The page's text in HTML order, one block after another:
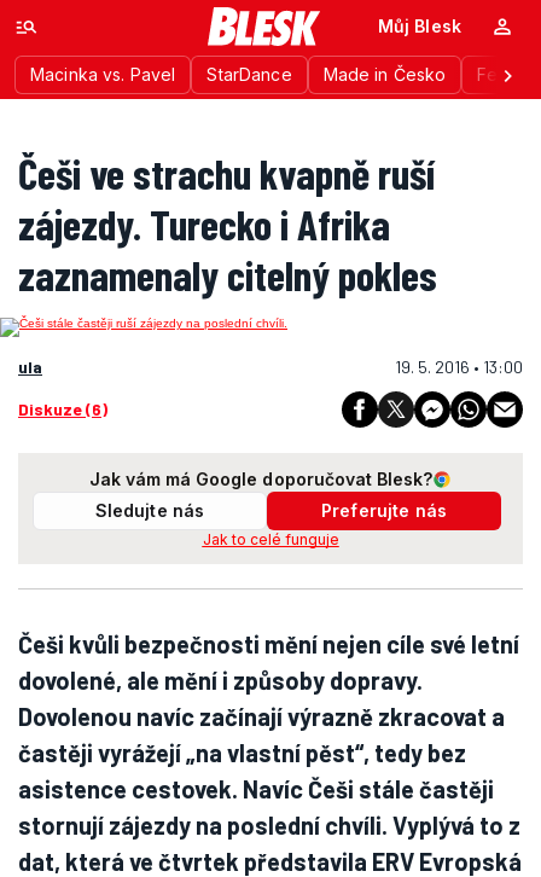
Macinka vs. Pavel StarDance Made in Česko
Můj Blesk
Češi ve strachu kvapně ruší
zájezdy. Turecko i Afrika
zaznamenaly citelný pokles
ula 19. 5. 2016 • 13:00
Diskuze (6)
Jak vám má Google doporučovat Blesk?
Sledujte nás
Preferujte nás
Jak to celé funguje
Češi kvůli bezpečnosti mění nejen cíle své letní
dovolené, ale mění i způsoby dopravy.
Dovolenou navíc začínají výrazně zkracovat a
častěji vyrážejí „na vlastní pěst“, tedy bez
asistence cestovek. Navíc Češi stále častěji
stornují zájezdy na poslední chvíli. Vyplývá to z
dat, která ve čtvrtek představila ERV Evropská